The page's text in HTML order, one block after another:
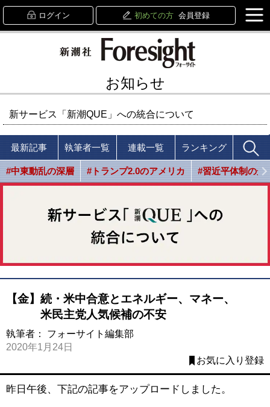
ログイン 初めての方 会員登録
お知らせ
新サービス「新潮QUE」への統合について
最新記事 執筆者一覧 連載一覧 ランキング
#中東動乱の深層 #トランプ2.0のアメリカ #習近平体制の光
【金】続・米中合意とエネルギー、マネー、
米民主党人気候補の不安
執筆者： フォーサイト編集部
2020年1月24日
お気に入り登録
昨日午後、下記の記事をアップロードしました。